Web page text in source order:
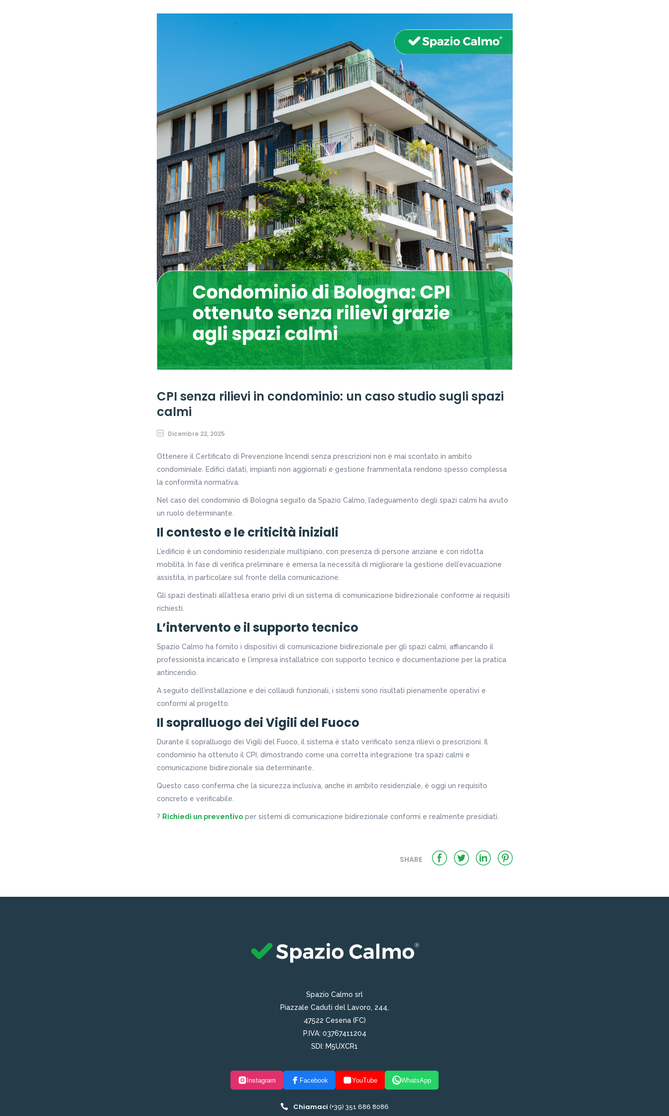
CPI senza rilievi in condominio: un caso studio sugli spazi
calmi
Dicembre 22, 2025
Ottenere il Certificato di Prevenzione Incendi senza prescrizioni non è mai scontato in ambito
condominiale. Edifici datati, impianti non aggiornati e gestione frammentata rendono spesso complessa
la conformità normativa.
Nel caso del condominio di Bologna seguito da Spazio Calmo, l’adeguamento degli spazi calmi ha avuto
un ruolo determinante.
Il contesto e le criticità iniziali
L’edificio è un condominio residenziale multipiano, con presenza di persone anziane e con ridotta
mobilità. In fase di verifica preliminare è emersa la necessità di migliorare la gestione dell’evacuazione
assistita, in particolare sul fronte della comunicazione.
Gli spazi destinati all’attesa erano privi di un sistema di comunicazione bidirezionale conforme ai requisiti
richiesti.
L’intervento e il supporto tecnico
Spazio Calmo ha fornito i dispositivi di comunicazione bidirezionale per gli spazi calmi, affiancando il
professionista incaricato e l’impresa installatrice con supporto tecnico e documentazione per la pratica
antincendio.
A seguito dell’installazione e dei collaudi funzionali, i sistemi sono risultati pienamente operativi e
conformi al progetto.
Il sopralluogo dei Vigili del Fuoco
Durante il sopralluogo dei Vigili del Fuoco, il sistema è stato verificato senza rilievi o prescrizioni. Il
condominio ha ottenuto il CPI, dimostrando come una corretta integrazione tra spazi calmi e
comunicazione bidirezionale sia determinante.
Questo caso conferma che la sicurezza inclusiva, anche in ambito residenziale, è oggi un requisito
concreto e verificabile.
? Richiedi un preventivoper sistemi di comunicazione bidirezionale conformi e realmente presidiati.
SHARE
Spazio Calmo srl
Piazzale Caduti del Lavoro, 244,
47522 Cesena (FC)
P.IVA: 03767411204
SDI: M5UXCR1
Instagram Facebook YouTube WhatsApp
Chiamaci (+39) 351 686 8086